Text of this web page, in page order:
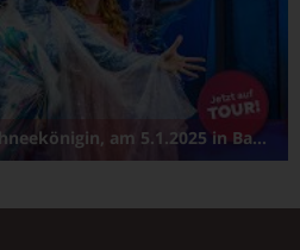
am 5.1.2025 in Bamberg/Konzerthalle